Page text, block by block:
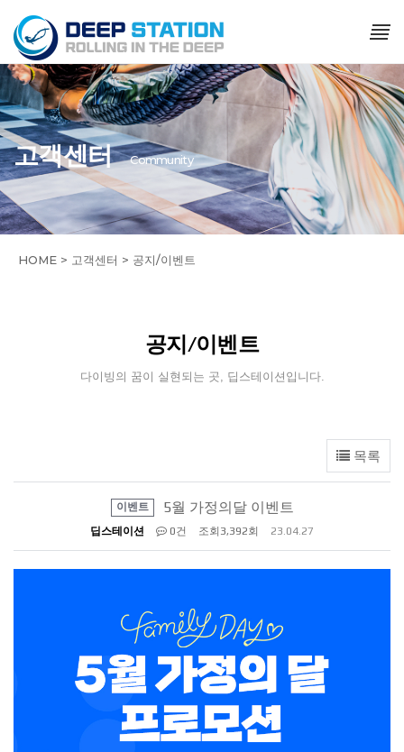
고객센터 Community
HOME > 고객센터 > 공지/이벤트
공지/이벤트
다이빙의 꿈이 실현되는 곳, 딥스테이션입니다.
목록
이벤트 5월 가정의달 이벤트
딥스테이션 0건 조회 3,392회 23.04.27